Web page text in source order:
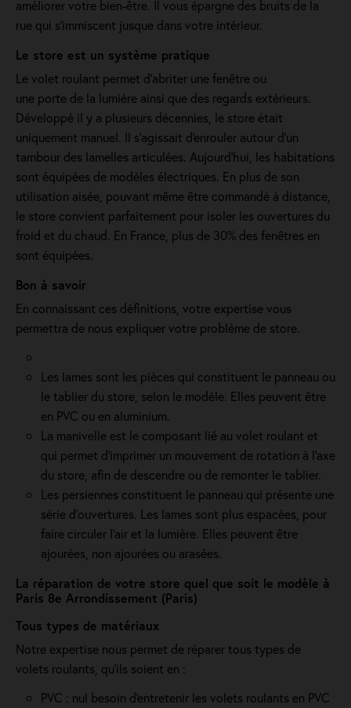
améliorer votre bien-être. Il vous épargne des bruits de la
rue qui s'immiscent jusque dans votre intérieur.
Le store est un système pratique
Le volet roulant permet d'abriter une fenêtre ou
une porte de la lumière ainsi que des regards extérieurs.
Développé il y a plusieurs décennies, le store était
uniquement manuel. Il s'agissait d'enrouler autour d'un
tambour des lamelles articulées. Aujourd'hui, les habitations
sont équipées de modèles électriques. En plus de son
utilisation aisée, pouvant même être commandé à distance,
le store convient parfaitement pour isoler les ouvertures du
froid et du chaud. En France, plus de 30% des fenêtres en
sont équipées.
Bon à savoir
En connaissant ces définitions, votre expertise vous
permettra de nous expliquer votre problème de store.
Les lames sont les pièces qui constituent le panneau ou
le tablier du store, selon le modèle. Elles peuvent être
en PVC ou en aluminium.
La manivelle est le composant lié au volet roulant et
qui permet d’imprimer un mouvement de rotation à l’axe
du store, afin de descendre ou de remonter le tablier.
Les persiennes constituent le panneau qui présente une
série d’ouvertures. Les lames sont plus espacées, pour
faire circuler l’air et la lumière. Elles peuvent être
ajourées, non ajourées ou arasées.
La réparation de votre store quel que soit le modèle à
Paris 8e Arrondissement (Paris)
Tous types de matériaux
Notre expertise nous permet de réparer tous types de
volets roulants, qu'ils soient en :
PVC : nul besoin d'entretenir les volets roulants en PVC